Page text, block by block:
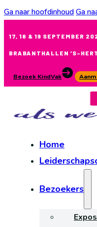
Ga naar hoofdinhoudGa
17, 18 & 19 SEPTEMBER
BRABANTHALLEN ‘S-
Bezoek KindVak
Home
Bezoekers